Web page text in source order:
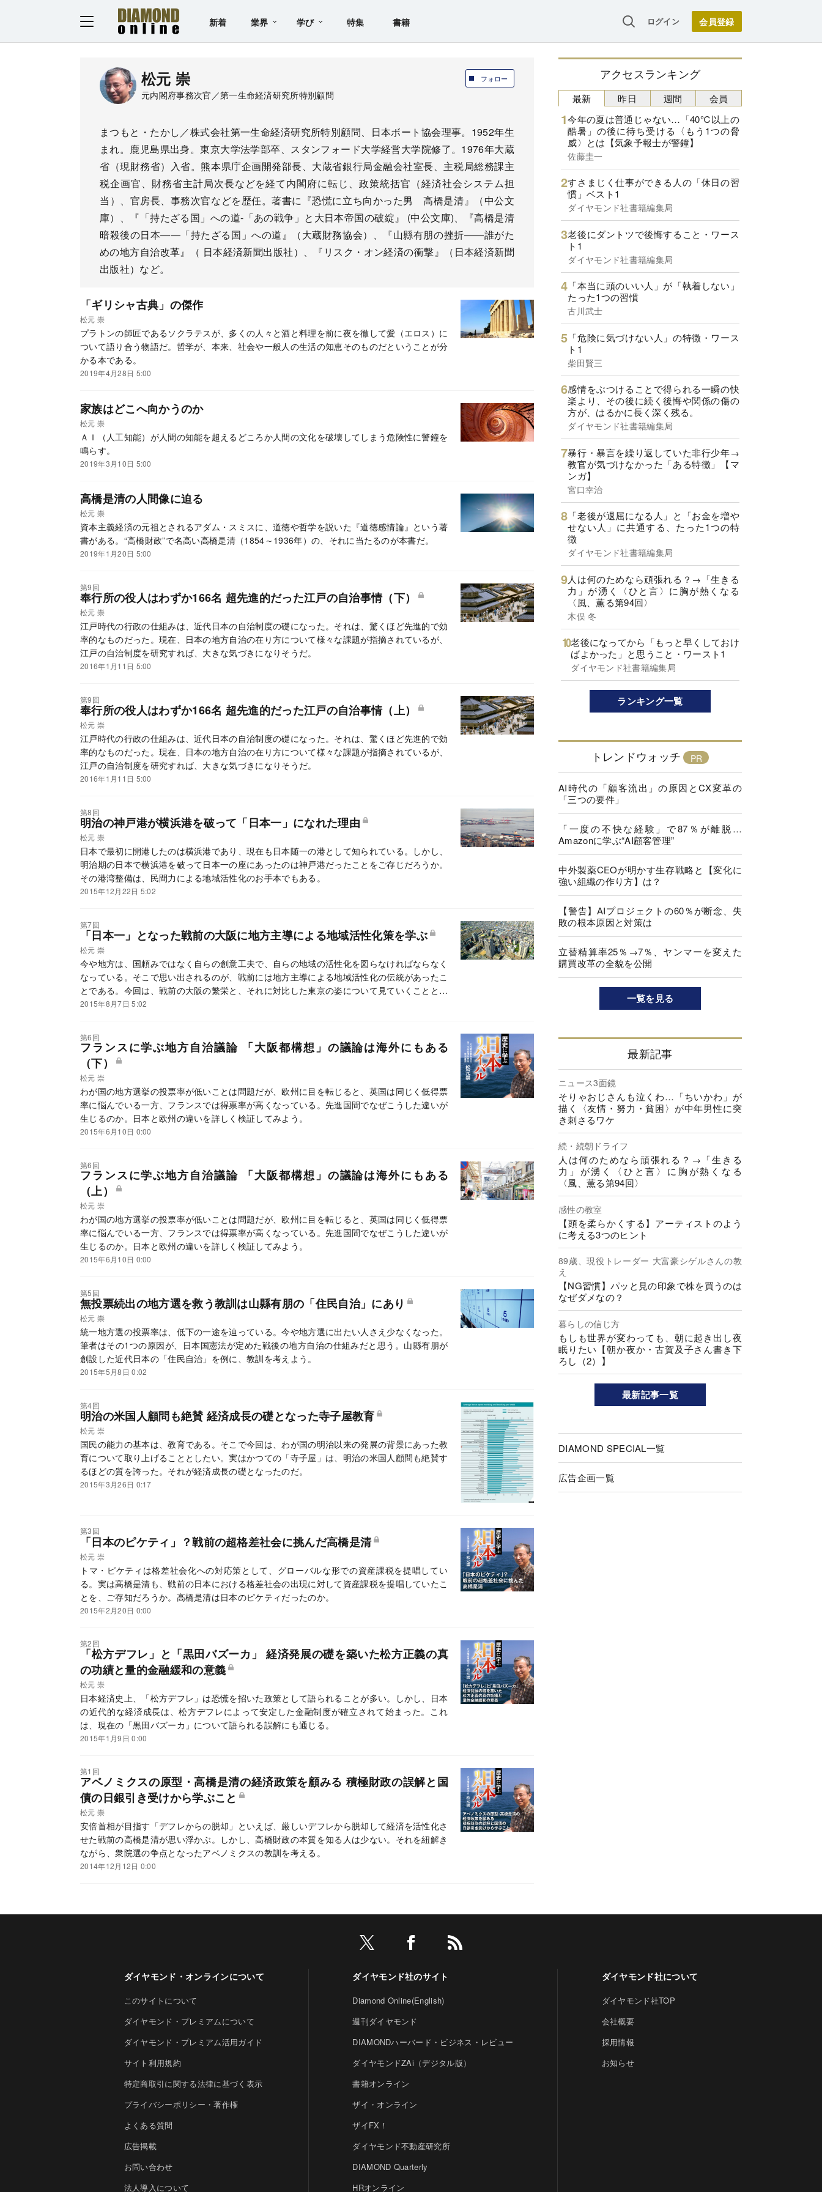
新着 業界 学び 特集 書籍 ログイン
フォロー
松元 崇
元内閣府事務次官／第一生命経済研究所特別顧問
まつもと・たかし／株式会社第一生命経済研究所特別顧問、日本ボート協会理事。1952年生
まれ。鹿児島県出身。東京大学法学部卒、スタンフォード大学経営大学院修了。1976年大蔵
省（現財務省）入省。熊本県庁企画開発部長、大蔵省銀行局金融会社室長、主税局総務課主
税企画官、財務省主計局次長などを経て内閣府に転じ、政策統括官（経済社会システム担
当）、官房長、事務次官などを歴任。著書に『恐慌に立ち向かった男 高橋是清』（中公文
庫）、『「持たざる国」への道-「あの戦争」と大日本帝国の破綻』 (中公文庫)、『高橋是清
暗殺後の日本――「持たざる国」への道』（大蔵財務協会）、『山縣有朋の挫折――誰がた
めの地方自治改革』（ 日本経済新聞出版社）、『リスク・オン経済の衝撃』（日本経済新聞
出版社）など。
「ギリシャ古典」の傑作
松元 崇
プラトンの師匠であるソクラテスが、多くの人々と酒と料理を前に夜を徹して愛（エロス）に
ついて語り合う物語だ。哲学が、本来、社会や一般人の生活の知恵そのものだということが分
かる本である。
2019年4月28日 5:00
家族はどこへ向かうのか
松元 崇
ＡＩ（人工知能）が人間の知能を超えるどころか人間の文化を破壊してしまう危険性に警鐘を
鳴らす。
2019年3月10日 5:00
高橋是清の人間像に迫る
松元 崇
資本主義経済の元祖とされるアダム・スミスに、道徳や哲学を説いた『道徳感情論』という著
書がある。“高橋財政”で名高い高橋是清（1854～1936年）の、それに当たるのが本書だ。
2019年1月20日 5:00
第9回
奉行所の役人はわずか166名 超先進的だった江戸の自治事情（下）
松元 崇
江戸時代の行政の仕組みは、近代日本の自治制度の礎になった。それは、驚くほど先進的で効
率的なものだった。現在、日本の地方自治の在り方について様々な課題が指摘されているが、
江戸の自治制度を研究すれば、大きな気づきになりそうだ。
2016年1月11日 5:00
第9回
奉行所の役人はわずか166名 超先進的だった江戸の自治事情（上）
松元 崇
江戸時代の行政の仕組みは、近代日本の自治制度の礎になった。それは、驚くほど先進的で効
率的なものだった。現在、日本の地方自治の在り方について様々な課題が指摘されているが、
江戸の自治制度を研究すれば、大きな気づきになりそうだ。
2016年1月11日 5:00
第8回
明治の神戸港が横浜港を破って「日本一」になれた理由
松元 崇
日本で最初に開港したのは横浜港であり、現在も日本随一の港として知られている。しかし、
明治期の日本で横浜港を破って日本一の座にあったのは神戸港だったことをご存じだろうか。
その港湾整備は、民間力による地域活性化のお手本でもある。
2015年12月22日 5:02
第7回
「日本一」となった戦前の大阪に地方主導による地域活性化策を学ぶ
松元 崇
今や地方は、国頼みではなく自らの創意工夫で、自らの地域の活性化を図らなければならなく
なっている。そこで思い出されるのが、戦前には地方主導による地域活性化の伝統があったこ
とである。今回は、戦前の大阪の繁栄と、それに対比した東京の姿について見ていくこととし
たい。
2015年8月7日 5:02
第6回
フランスに学ぶ地方自治議論 「大阪都構想」の議論は海外にもある
（下）
松元 崇
わが国の地方選挙の投票率が低いことは問題だが、欧州に目を転じると、英国は同じく低得票
率に悩んでいる一方、フランスでは得票率が高くなっている。先進国間でなぜこうした違いが
生じるのか。日本と欧州の違いを詳しく検証してみよう。
2015年6月10日 0:00
第6回
フランスに学ぶ地方自治議論 「大阪都構想」の議論は海外にもある
（上）
松元 崇
わが国の地方選挙の投票率が低いことは問題だが、欧州に目を転じると、英国は同じく低得票
率に悩んでいる一方、フランスでは得票率が高くなっている。先進国間でなぜこうした違いが
生じるのか。日本と欧州の違いを詳しく検証してみよう。
2015年6月10日 0:00
第5回
無投票続出の地方選を救う教訓は山縣有朋の「住民自治」にあり
松元 崇
統一地方選の投票率は、低下の一途を辿っている。今や地方選に出たい人さえ少なくなった。
筆者はその1つの原因が、日本国憲法が定めた戦後の地方自治の仕組みだと思う。山縣有朋が
創設した近代日本の「住民自治」を例に、教訓を考えよう。
2015年5月8日 0:02
第4回
明治の米国人顧問も絶賛 経済成長の礎となった寺子屋教育
松元 崇
国民の能力の基本は、教育である。そこで今回は、わが国の明治以来の発展の背景にあった教
育について取り上げることとしたい。実はかつての「寺子屋」は、明治の米国人顧問も絶賛す
るほどの質を誇った。それが経済成長の礎となったのだ。
2015年3月26日 0:17
第3回
「日本のピケティ」？戦前の超格差社会に挑んだ高橋是清
松元 崇
トマ・ピケティは格差社会化への対応策として、グローバルな形での資産課税を提唱してい
る。実は高橋是清も、戦前の日本における格差社会の出現に対して資産課税を提唱していたこ
とを、ご存知だろうか。高橋是清は日本のピケティだったのか。
2015年2月20日 0:00
第2回
「松方デフレ」と「黒田バズーカ」 経済発展の礎を築いた松方正義の真
の功績と量的金融緩和の意義
松元 崇
日本経済史上、「松方デフレ」は恐慌を招いた政策として語られることが多い。しかし、日本
の近代的な経済成長は、松方デフレによって安定した金融制度が確立されて始まった。これ
は、現在の「黒田バズーカ」について語られる誤解にも通じる。
2015年1月9日 0:00
第1回
アベノミクスの原型・高橋是清の経済政策を顧みる 積極財政の誤解と国
債の日銀引き受けから学ぶこと
松元 崇
安倍首相が目指す「デフレからの脱却」といえば、厳しいデフレから脱却して経済を活性化さ
せた戦前の高橋是清が思い浮かぶ。しかし、高橋財政の本質を知る人は少ない。それを紐解き
ながら、衆院選の争点となったアベノミクスの教訓を考える。
2014年12月12日 0:00
アクセスランキング
最新
今年の夏は普通じゃない…「40℃以上の
酷暑」の後に待ち受ける〈もう1つの脅
威〉とは【気象予報士が警鐘】
佐藤圭一
すさまじく仕事ができる人の「休日の習
慣」ベスト1
ダイヤモンド社書籍編集局
老後にダントツで後悔すること・ワース
ト1
ダイヤモンド社書籍編集局
「本当に頭のいい人」が「執着しない」
たった1つの習慣
古川武士
「危険に気づけない人」の特徴・ワース
ト1
柴田賢三
感情をぶつけることで得られる一瞬の快
楽より、その後に続く後悔や関係の傷の
方が、はるかに長く深く残る。
ダイヤモンド社書籍編集局
暴行・暴言を繰り返していた非行少年→
教官が気づけなかった「ある特徴」【マ
ンガ】
宮口幸治
「老後が退屈になる人」と「お金を増や
せない人」に共通する、たった1つの特
徴
ダイヤモンド社書籍編集局
人は何のためなら頑張れる？→「生きる
力」が湧く〈ひと言〉に胸が熱くなる
〈風、薫る第94回〉
木俣 冬
老後になってから「もっと早くしておけ
ばよかった」と思うこと・ワースト1
ダイヤモンド社書籍編集局
昨日 週間 会員
ランキング一覧
トレンドウォッチ
AI時代の「顧客流出」の原因とCX変革の
「三つの要件」
「一度の不快な経験」で87％が離脱…
Amazonに学ぶ“AI顧客管理”
中外製薬CEOが明かす生存戦略と【変化に
強い組織の作り方】は？
【警告】AIプロジェクトの60％が断念、失
敗の根本原因と対策は
立替精算率25％→7％、ヤンマーを変えた
購買改革の全貌を公開
一覧を見る
最新記事
ニュース3面鏡
そりゃおじさんも泣くわ…「ちいかわ」が
描く〈友情・努力・貧困〉が中年男性に突
き刺さるワケ
続・続朝ドライフ
人は何のためなら頑張れる？→「生きる
力」が湧く〈ひと言〉に胸が熱くなる
〈風、薫る第94回〉
感性の教室
【頭を柔らかくする】アーティストのよう
に考える3つのヒント
89歳、現役トレーダー 大富豪シゲルさんの教
え
【NG習慣】パッと見の印象で株を買うのは
なぜダメなの？
暮らしの信じ方
もしも世界が変わっても、朝に起き出し夜
眠りたい【朝か夜か・古賀及子さん書き下
ろし（2）】
最新記事一覧
DIAMOND SPECIAL一覧
広告企画一覧
ダイヤモンド・オンラインについて
このサイトについて
ダイヤモンド・プレミアムについて
ダイヤモンド・プレミアム活用ガイド
サイト利用規約
特定商取引に関する法律に基づく表示
プライバシーポリシー・著作権
よくある質問
広告掲載
お問い合わせ
法人導入について
ダイヤモンド社のサイト
Diamond Online(English)
週刊ダイヤモンド
DIAMONDハーバード・ビジネス・レビュー
ダイヤモンドZAi（デジタル版）
書籍オンライン
ザイ・オンライン
ザイFX！
ダイヤモンド不動産研究所
DIAMOND Quarterly
HRオンライン
ダイヤモンド社について
ダイヤモンド社TOP
会社概要
採用情報
お知らせ